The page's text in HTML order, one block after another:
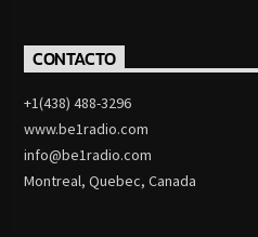
CONTACTO
+1(438) 488-3296
www.be1radio.com
info@be1radio.com
Montreal, Quebec, Canada